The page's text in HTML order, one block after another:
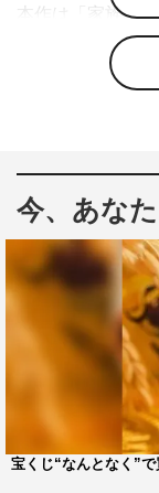
本作は「家族の
笑顔で乗り越え
物語。舞台は、
主人公は、東京
28社目でようや
る豊田市に笑顔
「内定取り消し
さらにたたみか
ポーズ」と、想
に。なかなかう
流を経て、あか
今、あな
宝くじ“なんとなく”